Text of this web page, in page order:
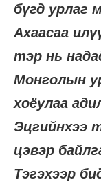
бүгд урлаг
Ахаасаа
тэр нь
Монголын
хоёулаа
Эцгийнхээ
цэвэр
Тэгэхээр